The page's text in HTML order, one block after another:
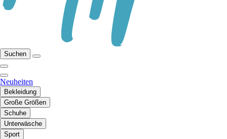
Suchen
Neuheiten
Bekleidung
Große Größen
Schuhe
Unterwäsche
Sport